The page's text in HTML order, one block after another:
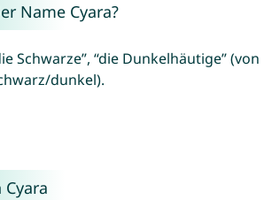
Name Cyara?
Schwarze”, “die Dunkelhäutige” (von
dunkel).